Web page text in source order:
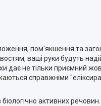
пом'якшення та
ваші руки будуть
дає не тільки приємний
справжніми
активних